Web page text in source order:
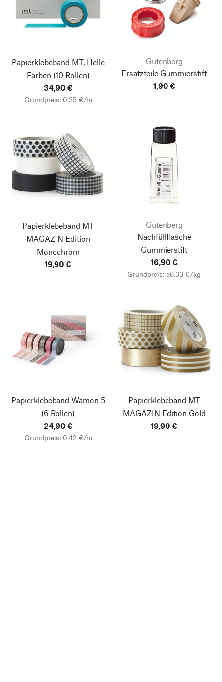
Papierklebeband MT, Helle
Farben (10 Rollen)
34,90 €
Grundpreis: 0,35 €/m
Gutenberg
Ersatzteile Gummierstift
1,90 €
Papierklebeband MT
MAGAZIN Edition
Monochrom
19,90 €
Gutenberg
Nachfüllflasche
Gummierstift
16,90 €
Grundpreis: 56,33 €/kg
Papierklebeband Wamon 5
(6 Rollen)
24,90 €
Grundpreis: 0,42 €/m
Papierklebeband MT
MAGAZIN Edition Gold
19,90 €